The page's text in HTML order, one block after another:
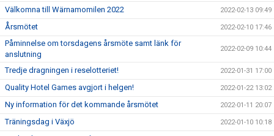
Välkomna till Wärnamomilen 2022 2022-02-13 09:49
Årsmötet 2022-02-10 17:46
Påminnelse om torsdagens årsmöte samt länk för
anslutning
2022-02-09 10:44
Tredje dragningen i reselotteriet! 2022-01-31 17:00
Quality Hotel Games avgjort i helgen! 2022-01-22 13:02
Ny information för det kommande årsmötet 2022-01-11 20:07
Träningsdag i Växjö 2022-01-10 10:18